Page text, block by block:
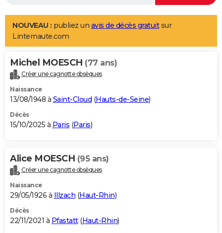
LIFESTYLE
Art de vivre
Bien-être
Loisirs
Mode
Modes de vie
Alimentation
Guide de la santé
Maladies
Médicaments
Sommeil
VOYAGE
Destinations
City break
Voyage nature
Voyage de noces
Forum
Climat
+PHOTO
GUIDES D'ACHAT
BONS PLANS
Carte de Noël
Carte Bonne année
Carte Saint-Valentin
Carte Pâques
Carte d'anniversaire
DICTIONNAIRE
Dictionnaire
Biographies
Citations
Expressions
Proverbes
PROGRAMME TV
S'inscrire
Se connecter
Lycées
Collèges
Primaires
Universités
Entreprises
Service militaire
Avis de recherche
AVIS DE DÉCÈS
NOUVEAU : publiez un avis de décès gratuitsur
Linternaute.com
Michel MOESCH (77 ans)
Créer une cagnotte obsèques
Naissance
13/08/1948 à Saint-Cloud (Hauts-de-Seine)
Décès
15/10/2025 à Paris (Paris)
Alice MOESCH (95 ans)
Créer une cagnotte obsèques
Naissance
29/05/1926 à Illzach (Haut-Rhin)
Décès
22/11/2021 à Pfastatt(Haut-Rhin)